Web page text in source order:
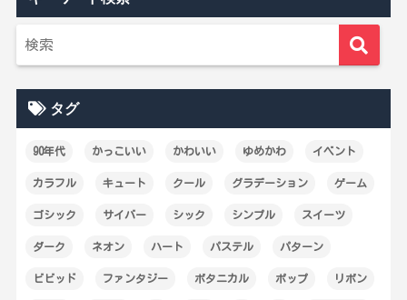
タグ
90年代 かっこいい かわいい ゆめかわ イベント
カラフル キュート クール グラデーション ゲーム
ゴシック サイバー シック シンプル スイーツ
ダーク ネオン ハート パステル パターン
ビビッド ファンタジー ボタニカル ポップ リボン